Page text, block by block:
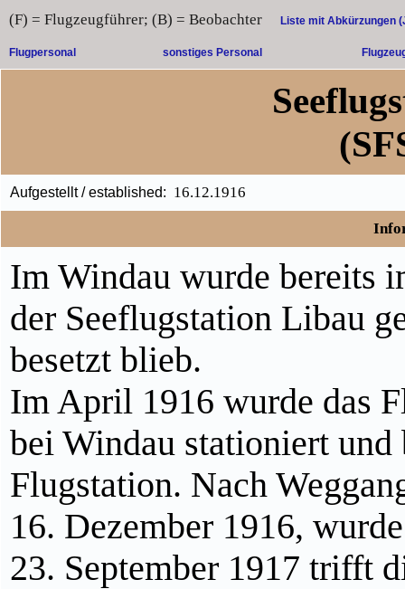
(F) = Flugzeugführer; (B) = Beobachter Liste mit Abkürzungen
Flugpersonal sonstiges Personal
Aufgestellt / established: 16.12.1916
Im Windau wurde bereits
der Seeflugstation Libau
besetzt blieb.
Im April 1916 wurde das
bei Windau stationiert
Flugstation. Nach
16. Dezember 1916,
23. September 1917 trifft